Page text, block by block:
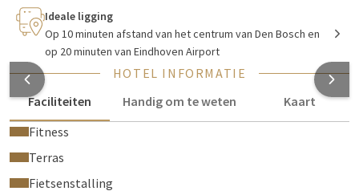
Of het nu gaat om een zakelijke bijeenkomst, een 60-jarig
huwelijksjubileum of een teambuildinguitje bij hotel Vught is
alles mogelijk. Het hotel beschikt over 15 stijlvol ingerichte
zalen, ieder met een eigen sfeer en dus multifunctioneel
inzetbaar.
Mooi Brabant
Vanuit het hotel bent u zo in het prachtige centrum van 's-
Ideale ligging
Op 10 minuten afstand van het centrum van Den Bosch en
op 20 minuten van Eindhoven Airport
HOTEL INFORMATIE
Faciliteiten
Handig om te weten
Kaart
Fitness
Terras
Fietsenstalling